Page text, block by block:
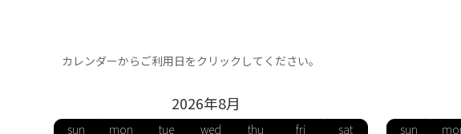
カレンダーからご利用日をクリックしてください。
2026年8月
sun mon tue wed thu fri sat sun